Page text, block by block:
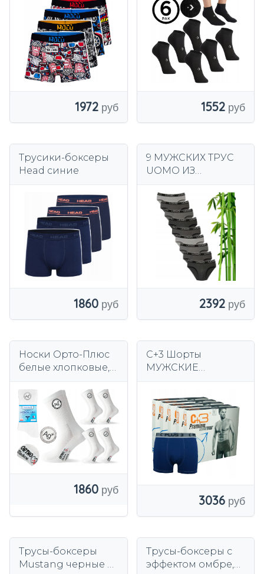
1972 1552
Трусики-боксеры
Head синие
1860
9 МУЖСКИХ ТРУС
UOMO ИЗ
БАМБУКА
СУПЕРКОМФОРТН
ЫЕ 2XL
2392
Носки Орто-Плюс
белые хлопковые, 5
антибактериальны
е, недавящие.
1860
C+3 Шорты
МУЖСКИЕ
3036
Трусы-боксеры
Mustang черные 4
Трусы-боксеры с
эффектом омбре,